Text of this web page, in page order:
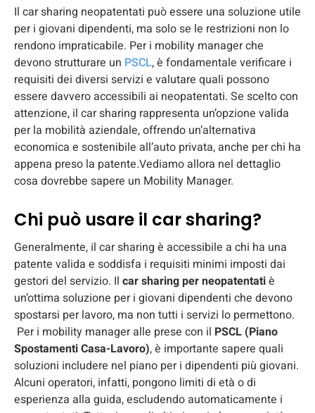
Il car sharing neopatentati può essere una soluzione utile
per i giovani dipendenti, ma solo se le restrizioni non lo
rendono impraticabile. Per i mobility manager che
devono strutturare un PSCL, è fondamentale verificare i
requisiti dei diversi servizi e valutare quali possono
essere davvero accessibili ai neopatentati. Se scelto con
attenzione, il car sharing rappresenta un’opzione valida
per la mobilità aziendale, offrendo un’alternativa
economica e sostenibile all’auto privata, anche per chi ha
appena preso la patente.Vediamo allora nel dettaglio
cosa dovrebbe sapere un Mobility Manager.
Chi può usare il car sharing?
Generalmente, il car sharing è accessibile a chi ha una
patente valida e soddisfa i requisiti minimi imposti dai
gestori del servizio. Il car sharing per neopatentatiè
un’ottima soluzione per i giovani dipendenti che devono
spostarsi per lavoro, ma non tutti i servizi lo permettono.
Per i mobility manager alle prese con il PSCL (Piano
Spostamenti Casa-Lavoro), è importante sapere quali
soluzioni includere nel piano per i dipendenti più giovani.
Alcuni operatori, infatti, pongono limiti di età o di
esperienza alla guida, escludendo automaticamente i